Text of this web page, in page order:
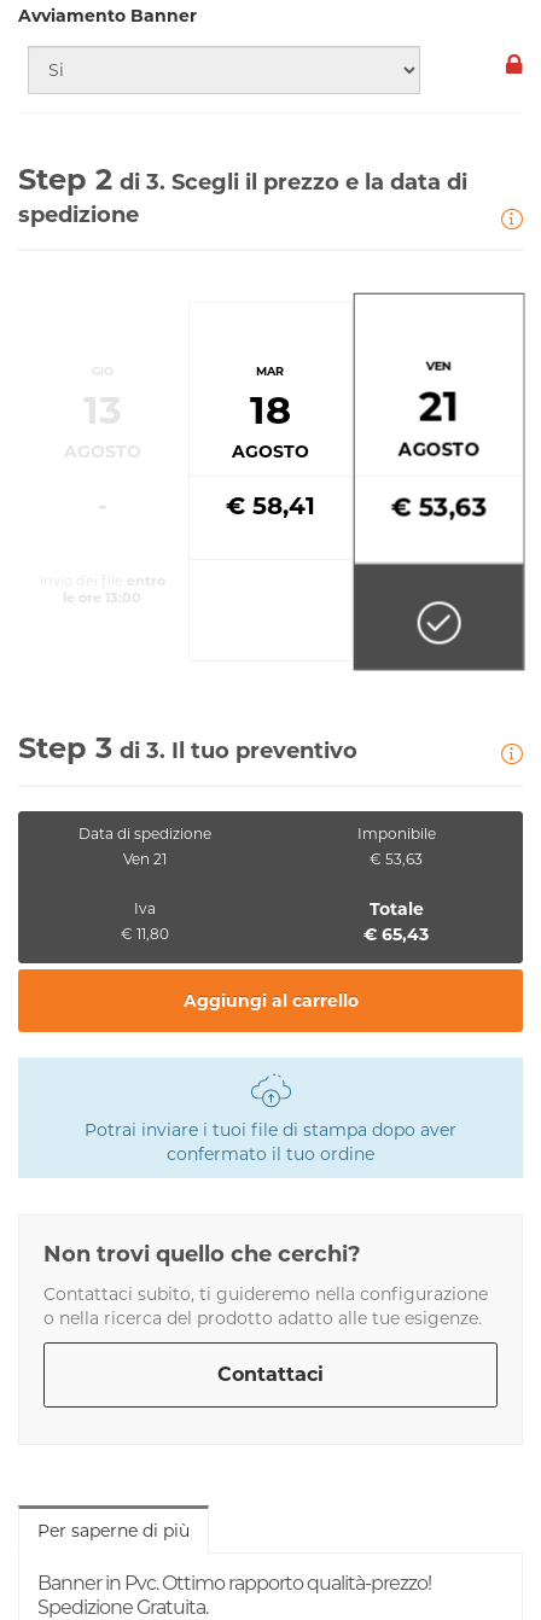
Avviamento Banner
Step 2 di 3. Scegli il prezzo e la data di
spedizione
GIO
13
AGOSTO
-
Invio dei file entro
le ore 13:00
MAR
18
AGOSTO
€ 58,41
VEN
21
AGOSTO
€ 53,63
Step 3 di 3. Il tuo preventivo
Data di spedizione
Ven 21
Imponibile
€ 53,63
Iva
€ 11,80
Totale
€ 65,43
Aggiungi al carrello
Potrai inviare i tuoi file di stampa dopo aver
confermato il tuo ordine
Non trovi quello che cerchi?
Contattaci subito, ti guideremo nella configurazione
o nella ricerca del prodotto adatto alle tue esigenze.
Contattaci
Per saperne di più
Banner in Pvc. Ottimo rapporto qualità-prezzo!
Spedizione Gratuita.